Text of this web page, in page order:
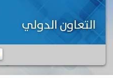
التعاون الدولي